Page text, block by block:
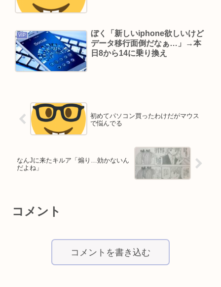
VIP
ぼく「新しいiphone欲しいけど
データ移行面倒だなぁ…」→本
日8から14に乗り換え
初めてパソコン買ったわけだがマウス
で悩んでる
なんJに来たキルア「煽り…効かないん
だよね」
コメント
コメントを書き込む